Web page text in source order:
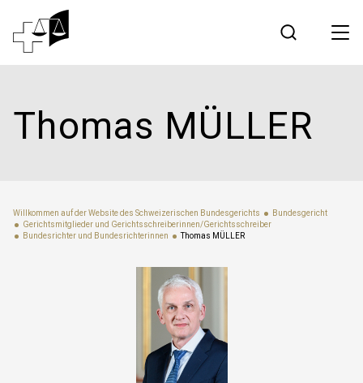
Bundesgericht
Medien
Thomas MÜLLER
Willkommen auf der Website des Schweizerischen Bundesgerichts
Bundesgericht
Gerichts­mitglieder und Gerichts­schreiberinnen/Gerichts­schreiber
Bundesrichter und Bundesrichterinnen
Thomas MÜLLER